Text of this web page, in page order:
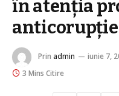
în atenția
anticorupție
Prin admin iunie 7,
3 Mins Citire